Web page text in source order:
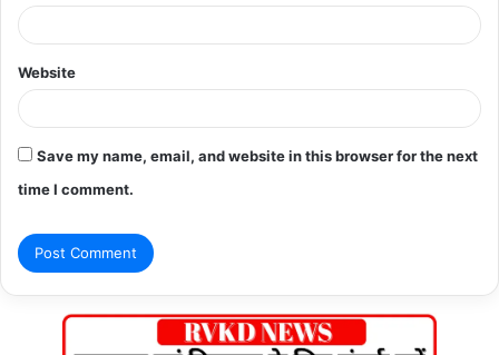
Website
Save my name, email, and website in this browser for the next
time I comment.